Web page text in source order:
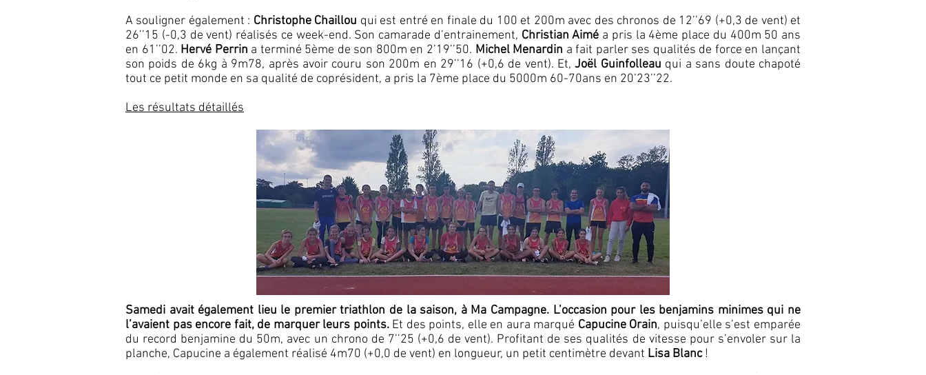
A souligner également : Christophe Chaillou qui est entré en finale du 100 et 200m avec des chronos de 12’’69 (+0,3 de vent) et
26’’15 (-0,3 de vent) réalisés ce week-end. Son camarade d’entrainement, Christian Aimé a pris la 4ème place du 400m 50 ans
en 61’’02. Hervé Perrin a terminé 5ème de son 800m en 2’19’’50. Michel Menardin a fait parler ses qualités de force en lançant
son poids de 6kg à 9m78, après avoir couru son 200m en 29’’16 (+0,6 de vent). Et,Joël Guinfolleau qui a sans doute chapoté
tout ce petit monde en sa qualité de coprésident, a pris la 7ème place du 5000m 60-70ans en 20’23’’22.
Les résultats détaillés
Samedi avait également lieu le premier triathlon de la saison, à Ma Campagne. L’occasion pour les benjamins minimes qui ne
l’avaient pas encore fait, de marquer leurs points.Et des points, elle en aura marqué Capucine Orain, puisqu’elle s’est emparée
du record benjamine du 50m, avec un chrono de 7’’25 (+0,6 de vent). Profitant de ses qualités de vitesse pour s’envoler sur la
planche, Capucine a également réalisé 4m70 (+0,0 de vent) en longueur, un petit centimètre devant Lisa Blanc!